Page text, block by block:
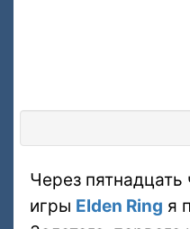
Через пятнадцать
игры Elden Ring я